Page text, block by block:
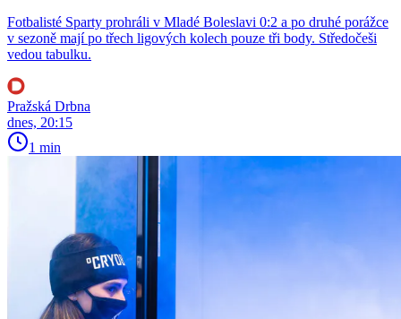
Fotbalisté Sparty prohráli v Mladé Boleslavi 0:2 a po druhé porážce
v sezoně mají po třech ligových kolech pouze tři body. Středočeši
vedou tabulku.
Pražská Drbna
dnes, 20:15
1 min